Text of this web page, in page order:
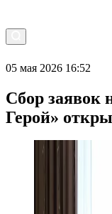
05 мая 2026 16:52
Сбор
Герой»